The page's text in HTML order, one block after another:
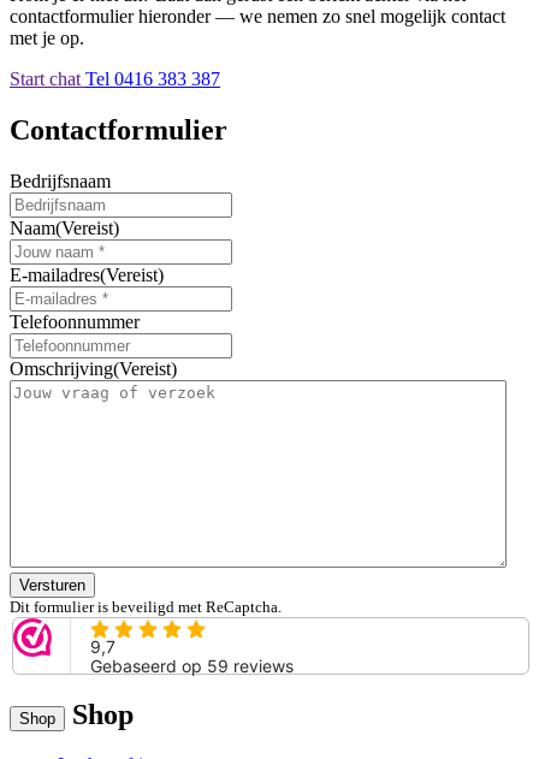
contactformulier hieronder — we nemen zo snel mogelijk contact
met je op.
Start chat Tel 0416 383 387
Contactformulier
Bedrijfsnaam
Naam(Vereist)
E-mailadres(Vereist)
Telefoonnummer
Omschrijving(Vereist)
Versturen
Dit formulier is beveiligd met ReCaptcha.
Shop Shop